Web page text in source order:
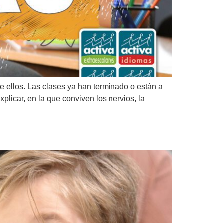
Las clases ya han terminado o están a
en la que conviven los nervios, la